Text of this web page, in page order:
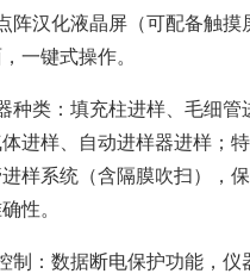
阵汉化液晶屏（可配备触摸
一键式操作。
种类：填充柱进样、毛细管
进样、自动进样器进样；
样系统（含隔膜吹扫），
性。
制：数据断电保护功能，仪